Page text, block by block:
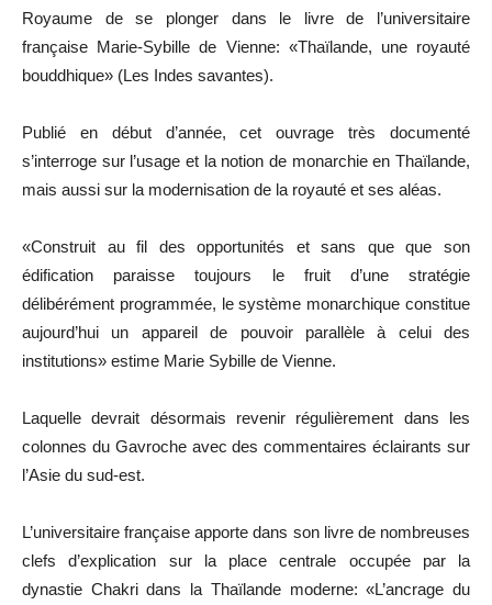
Royaume de se plonger dans le livre de l’universitaire
française Marie-Sybille de Vienne: «Thaïlande, une royauté
bouddhique» (Les Indes savantes).
Publié en début d’année, cet ouvrage très documenté
s’interroge sur l’usage et la notion de monarchie en Thaïlande,
mais aussi sur la modernisation de la royauté et ses aléas.
«Construit au fil des opportunités et sans que que son
édification paraisse toujours le fruit d’une stratégie
délibérément programmée, le système monarchique constitue
aujourd’hui un appareil de pouvoir parallèle à celui des
institutions» estime Marie Sybille de Vienne.
Laquelle devrait désormais revenir régulièrement dans les
colonnes du Gavroche avec des commentaires éclairants sur
l’Asie du sud-est.
L’universitaire française apporte dans son livre de nombreuses
clefs d’explication sur la place centrale occupée par la
dynastie Chakri dans la Thaïlande moderne: «L’ancrage du